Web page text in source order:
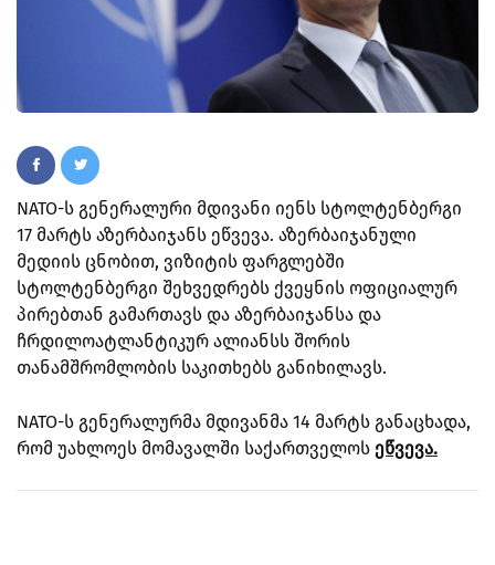
NATO-ს გენერალური მდივანი იენს სტოლტენბერგი
17 მარტს აზერბაიჯანს ეწვევა. აზერბაიჯანული
მედიის ცნობით, ვიზიტის ფარგლებში
სტოლტენბერგი შეხვედრებს ქვეყნის ოფიციალურ
პირებთან გამართავს და აზერბაიჯანსა და
ჩრდილოატლანტიკურ ალიანსს შორის
თანამშრომლობის საკითხებს განიხილავს.
NATO-ს გენერალურმა მდივანმა 14 მარტს განაცხადა,
რომ უახლოეს მომავალში საქართველოს ეწვევა.